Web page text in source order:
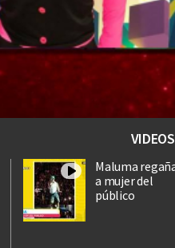
Maluma
a mujer del
público